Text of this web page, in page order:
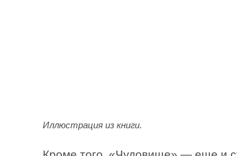
Иллюстрация из книги.